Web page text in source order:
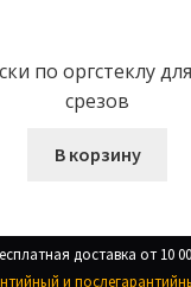
по оргстеклу
срезов
В корзину
доставка от 10
и